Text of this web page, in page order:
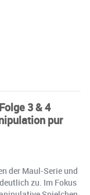
3 & 4
pur
der Maul-Serie und
zu. Im Fokus